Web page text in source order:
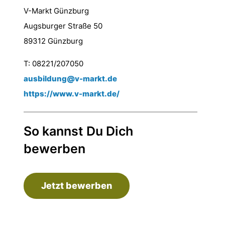
V-Markt Günzburg
Augsburger Straße 50
89312 Günzburg
T: 08221/207050
ausbildung@v-markt.de
https://www.v-markt.de/
So kannst Du Dich
bewerben
Jetzt bewerben